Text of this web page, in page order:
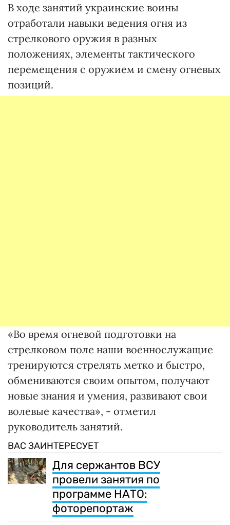
В ходе занятий украинские воины
отработали навыки ведения огня из
стрелкового оружия в разных
положениях, элементы тактического
перемещения с оружием и смену огневых
позиций.
«Во время огневой подготовки на
стрелковом поле наши военнослужащие
тренируются стрелять метко и быстро,
обмениваются своим опытом, получают
новые знания и умения, развивают свои
волевые качества», - отметил
руководитель занятий.
ВАС ЗАИНТЕРЕСУЕТ
Для сержантов ВСУ
провели занятия по
программе НАТО:
фоторепортаж